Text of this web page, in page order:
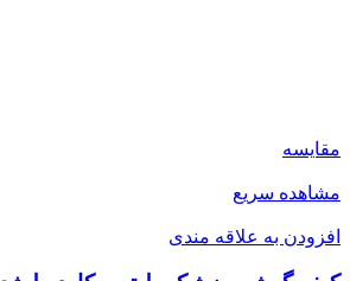
مقایسه
مشاهده سریع
افزودن به علاقه مندی